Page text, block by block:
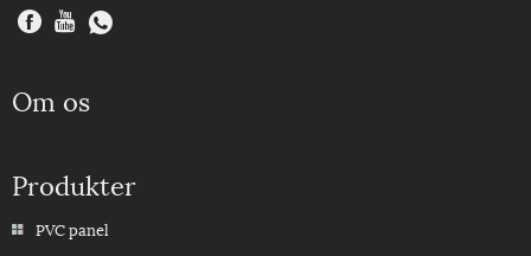
Om os
Produkter
PVC panel